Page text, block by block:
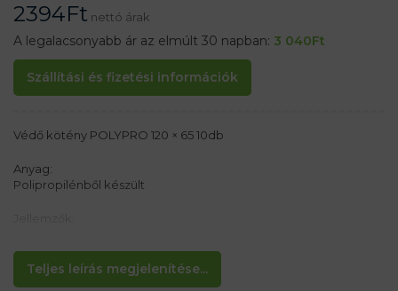
2394Ft nettó árak
A legalacsonyabb ár az elmúlt 30 napban: 3 040Ft
Szállítási és fizetési információk
Teljes leírás megjelenítése...
Védő kötény POLYPRO 120 × 65 10db
Anyag:
Polipropilénből készült
– Hátul derékban bekötés
– 10 db egy csomagban